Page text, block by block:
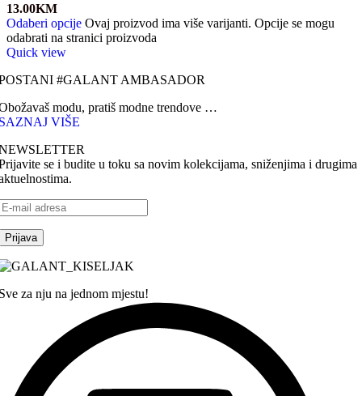
13.00KM
Odaberi opcije Ovaj proizvod ima više varijanti. Opcije se mogu
odabrati na stranici proizvoda
Quick view
#GALANT AMBASADOR
modu, pratiš modne trendove …
VIŠE
se i budite u toku sa novim kolekcijama, sniženjima i drugima
za nju na jednom mjestu!